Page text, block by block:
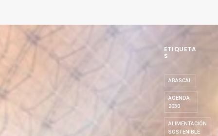
ETIQUETA
S
ABASCAL
AGENDA
2030
ALIMENTACIÓN
SOSTENIBLE